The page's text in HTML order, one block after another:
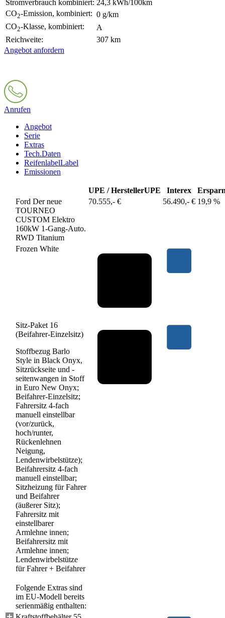
Stromverbrauch kombiniert: 24,3 kWh/100km
CO2-Emission, kombiniert: 0 g/km
CO2-Klasse, kombiniert:
A
Reichweite:
307 km
Angebot anfordern
Anrufen
Angebot
Serie
Extras
Tech.Daten
ReifenlabelLabel
Emissionen
UPE / HerstellerUPE Interex
Ford Der neue
TOURNEO
CUSTOM Elektro
160kW 1-Gang-Auto.
RWD Titanium
70.555,- € 56.490,- € 19,9 %
Frozen White
Sitz-Paket 16
(Beifahrer-Einzelsitz)
Stoffbezug Barlo
Style in Black Onyx,
Sitzrückseite und -
seitenwangen in Stoff
in Euro New Onyx;
Beifahrer-Einzelsitz;
Fahrersitz 4-fach
manuell einstellbar
(vor/zurück,
hoch/runter,
Rückenlehnen
Neigung,
Lendenwirbelstütze);
Beifahrersitz 4-fach
manuell einstellbar;
Sitzheizung für Fahrer
und Beifahrer
(äußerer Sitz);
Fahrersitz mit
einstellbarer
Armlehne innen;
Beifahrersitz mit
Armlehne innen;
Lendenwirbelstütze
für Fahrer + Beifahrer
Folgende Extras sind
im EU-Modell bereits
serienmäßig enthalten: